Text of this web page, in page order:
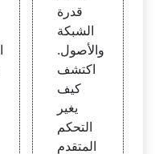
قدرة
الشبكة
والأصول.
اكتشف
كيف
يغير
التحكم
المتقدم